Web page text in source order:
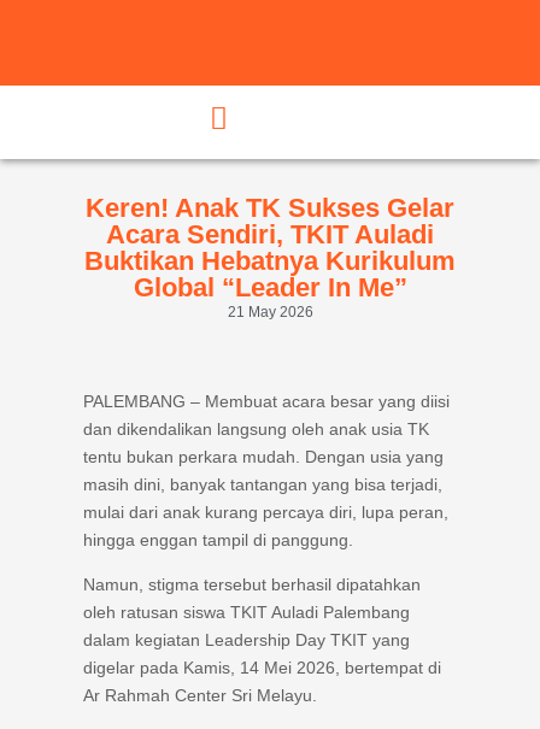
Keren! Anak TK Sukses Gelar
Acara Sendiri, TKIT Auladi
Buktikan Hebatnya Kurikulum
Global “Leader In Me”
21 May 2026
PALEMBANG – Membuat acara besar yang diisi
dan dikendalikan langsung oleh anak usia TK
tentu bukan perkara mudah. Dengan usia yang
masih dini, banyak tantangan yang bisa terjadi,
mulai dari anak kurang percaya diri, lupa peran,
hingga enggan tampil di panggung.
Namun, stigma tersebut berhasil dipatahkan
oleh ratusan siswa TKIT Auladi Palembang
dalam kegiatan Leadership Day TKIT yang
digelar pada Kamis, 14 Mei 2026, bertempat di
Ar Rahmah Center Sri Melayu.